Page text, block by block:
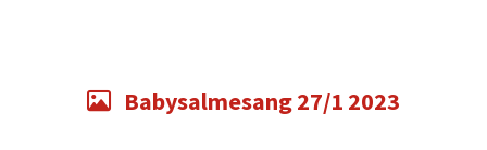
 Babysalmesang 27/1 2023